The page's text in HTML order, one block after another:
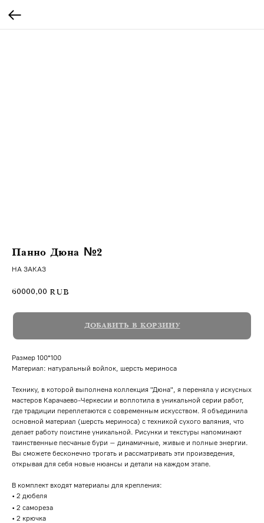
Панно Дюна №2
НА ЗАКАЗ
60000,00 RUB
ДОБАВИТЬ В КОРЗИНУ
Размер 100*100
Материал: натуральный войлок, шерсть мериноса
Технику, в которой выполнена коллекция "Дюна", я переняла у искусных
мастеров Карачаево-Черкесии и воплотила в уникальной серии работ,
где традиции переплетаются с современным искусством. Я объединила
основной материал (шерсть мериноса) с техникой сухого валяния, что
делает работу поистине уникальной. Рисунки и текстуры напоминают
таинственные песчаные бури – динамичные, живые и полные энергии.
Вы сможете бесконечно трогать и рассматривать эти произведения,
открывая для себя новые нюансы и детали на каждом этапе.
В комплект входят материалы для крепления:
• 2 дюбеля
• 2 самореза
• 2 крючка